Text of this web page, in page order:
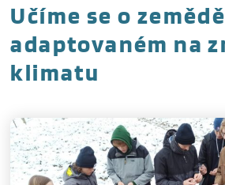
Učíme se o
adaptovaném na
klimatu